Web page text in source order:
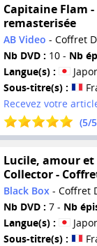
Capitaine Flam
remasterisée
AB Video - Coffret
Nb DVD : 10 - Nb
Langue(s) :
Sous-titre(s) :
Recevez votre
(5/5
Lucile, amour
Collector -
Black Box - Coffret
Nb DVD : 7 - Nb
Langue(s) :
Sous-titre(s) :